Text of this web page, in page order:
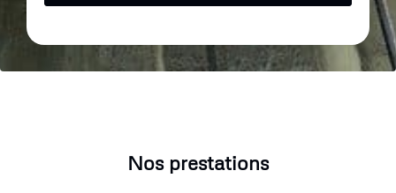
Nos prestations